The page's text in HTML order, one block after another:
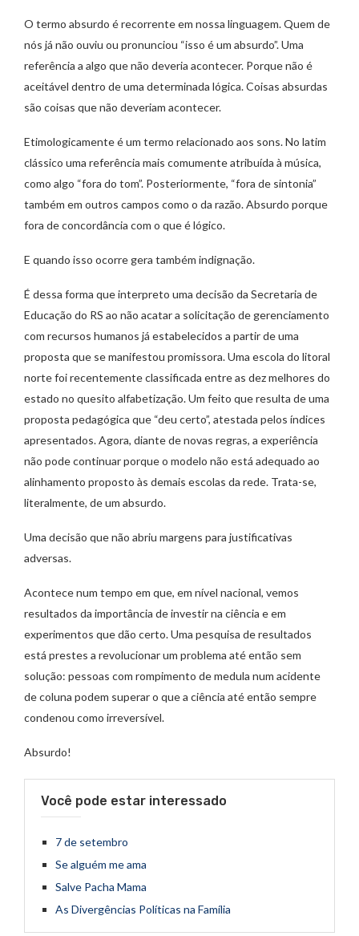
O termo absurdo é recorrente em nossa linguagem. Quem de
nós já não ouviu ou pronunciou “isso é um absurdo”. Uma
referência a algo que não deveria acontecer. Porque não é
aceitável dentro de uma determinada lógica. Coisas absurdas
são coisas que não deveriam acontecer.
Etimologicamente é um termo relacionado aos sons. No latim
clássico uma referência mais comumente atribuída à música,
como algo “fora do tom”. Posteriormente, “fora de sintonia”
também em outros campos como o da razão. Absurdo porque
fora de concordância com o que é lógico.
E quando isso ocorre gera também indignação.
É dessa forma que interpreto uma decisão da Secretaria de
Educação do RS ao não acatar a solicitação de gerenciamento
com recursos humanos já estabelecidos a partir de uma
proposta que se manifestou promissora. Uma escola do litoral
norte foi recentemente classificada entre as dez melhores do
estado no quesito alfabetização. Um feito que resulta de uma
proposta pedagógica que “deu certo”, atestada pelos índices
apresentados. Agora, diante de novas regras, a experiência
não pode continuar porque o modelo não está adequado ao
alinhamento proposto às demais escolas da rede. Trata-se,
literalmente, de um absurdo.
Uma decisão que não abriu margens para justificativas
adversas.
Acontece num tempo em que, em nível nacional, vemos
resultados da importância de investir na ciência e em
experimentos que dão certo. Uma pesquisa de resultados
está prestes a revolucionar um problema até então sem
solução: pessoas com rompimento de medula num acidente
de coluna podem superar o que a ciência até então sempre
condenou como irreversível.
Absurdo!
Você pode estar interessado
7 de setembro
Se alguém me ama
Salve Pacha Mama
As Divergências Políticas na Família